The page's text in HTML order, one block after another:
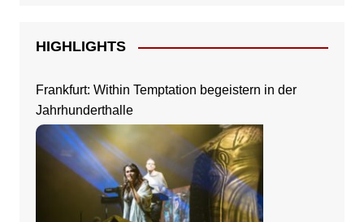
HIGHLIGHTS
Frankfurt: Within Temptation begeistern in der
Jahrhunderthalle